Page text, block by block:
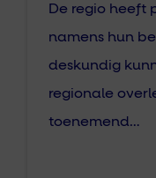
De regio heeft
namens hun
deskundig
regionale
toenemend…